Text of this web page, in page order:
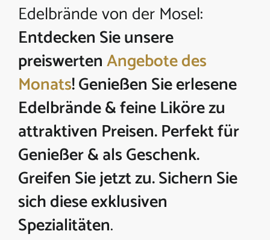
Edelbrände von der Mosel:
Entdecken Sie unsere
preiswertenAngebote des
Monats! Genießen Sie erlesene
Edelbrände & feine Liköre zu
attraktiven Preisen. Perfekt für
Genießer & als Geschenk.
Greifen Sie jetzt zu. Sichern Sie
sich diese exklusiven
Spezialitäten.